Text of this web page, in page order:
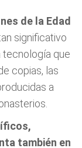
de la Edad
significativo
tecnología que
copias, las
a
también en